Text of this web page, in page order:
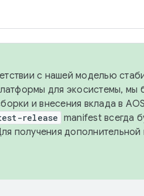
с нашей моделью
для экосистемы, мы
и внесения вклада в
release manifest всегда
получения